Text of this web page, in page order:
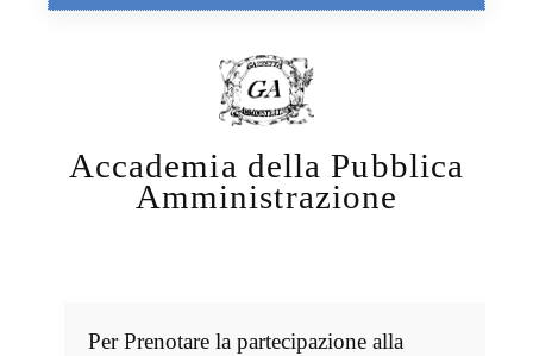
Accademia della Pubblica
Amministrazione
Per Prenotare la partecipazione alla